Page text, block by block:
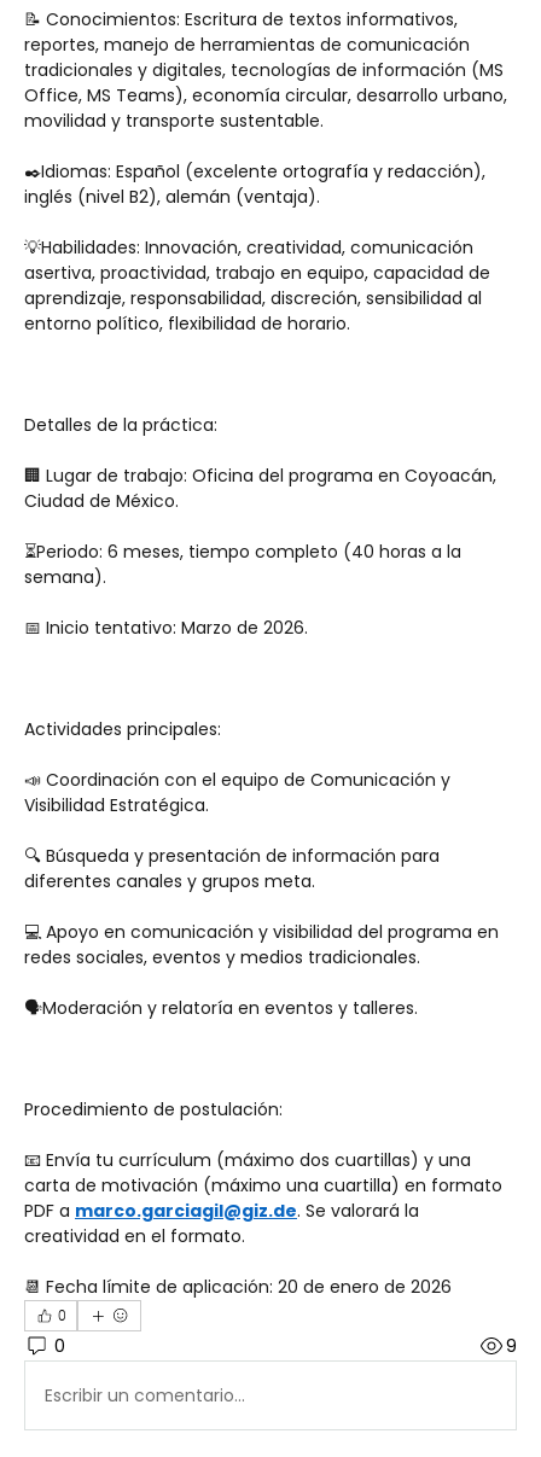
📝 Conocimientos: Escritura de textos informativos,
reportes, manejo de herramientas de comunicación
tradicionales y digitales, tecnologías de información (MS
Office, MS Teams), economía circular, desarrollo urbano,
movilidad y transporte sustentable.
✒️Idiomas: Español (excelente ortografía y redacción),
inglés (nivel B2), alemán (ventaja).
💡Habilidades: Innovación, creatividad, comunicación
asertiva, proactividad, trabajo en equipo, capacidad de
aprendizaje, responsabilidad, discreción, sensibilidad al
entorno político, flexibilidad de horario.
Detalles de la práctica:
🏢 Lugar de trabajo: Oficina del programa en Coyoacán,
Ciudad de México.
⏳Periodo: 6 meses, tiempo completo (40 horas a la
semana).
📅 Inicio tentativo: Marzo de 2026.
Actividades principales:
📣 Coordinación con el equipo de Comunicación y
Visibilidad Estratégica.
🔍 Búsqueda y presentación de información para
diferentes canales y grupos meta.
💻 Apoyo en comunicación y visibilidad del programa en
redes sociales, eventos y medios tradicionales.
🗣️Moderación y relatoría en eventos y talleres.
Procedimiento de postulación:
📧 Envía tu currículum (máximo dos cuartillas) y una
carta de motivación (máximo una cuartilla) en formato
PDF a marco.garciagil@giz.de. Se valorará la
creatividad en el formato.
📆 Fecha límite de aplicación: 20 de enero de 2026
0
0 9
Escribir un comentario...